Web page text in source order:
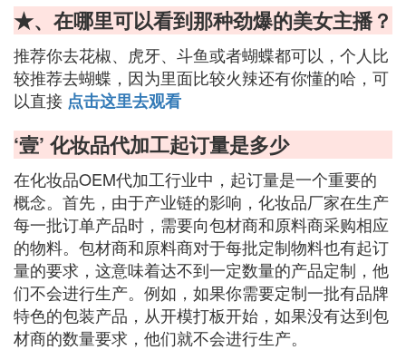
★、在哪里可以看到那种劲爆的美女主播？
推荐你去花椒、虎牙、斗鱼或者蝴蝶都可以，个人比
较推荐去蝴蝶，因为里面比较火辣还有你懂的哈，可
以直接 点击这里去观看
‘壹’ 化妆品代加工起订量是多少
在化妆品OEM代加工行业中，起订量是一个重要的
概念。首先，由于产业链的影响，化妆品厂家在生产
每一批订单产品时，需要向包材商和原料商采购相应
的物料。包材商和原料商对于每批定制物料也有起订
量的要求，这意味着达不到一定数量的产品定制，他
们不会进行生产。例如，如果你需要定制一批有品牌
特色的包装产品，从开模打板开始，如果没有达到包
材商的数量要求，他们就不会进行生产。